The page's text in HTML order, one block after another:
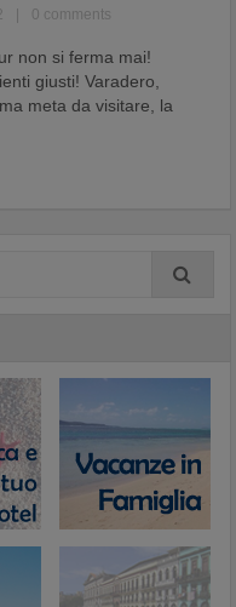
0 comments
non si ferma mai!
giusti! Varadero,
meta da visitare, la